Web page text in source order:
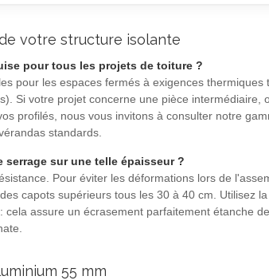
votre structure isolante
pour tous les projets de toiture ?
pour les espaces fermés à exigences thermiques
Si votre projet concerne une pièce intermédiaire,
profilés, nous vous invitons à consulter notre
standards.
serrage sur une telle épaisseur ?
Pour éviter les déformations lors de
capots supérieurs tous les 30 à 40 cm. Utilisez
assure un écrasement parfaitement étanche
55 mm